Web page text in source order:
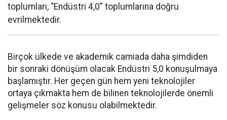
toplumları, “Endüstri 4,0” toplumlarına doğru
evrilmektedir.
Birçok ülkede ve akademik camiada daha şimdiden
bir sonraki dönüşüm olacak Endüstri 5,0 konuşulmaya
başlamıştır. Her geçen gün hem yeni teknolojiler
ortaya çıkmakta hem de bilinen teknolojilerde önemli
gelişmeler söz konusu olabilmektedir.